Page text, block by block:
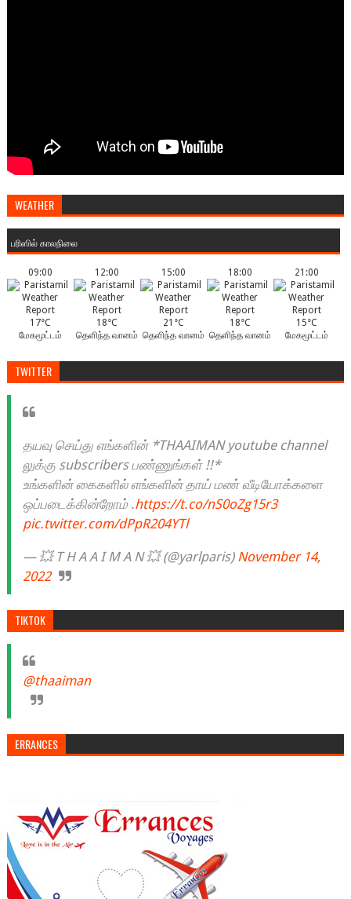
WEATHER
பரிஸில் காலநிலை
09:00
17°C
மேகமூட்டம்
12:00
18°C
தெளிந்த வானம்
15:00
21°C
தெளிந்த வானம்
18:00
18°C
தெளிந்த வானம்
21:00
15°C
மேகமூட்டம்
TWITTER
தயவு செய்து எங்களின் *THAAIMAN youtube channel
லுக்கு subscribers பண்ணுங்கள் !!*
உங்களின் கைகளில் எங்களின் தாய் மண் வீடியோக்களை
ஒப்படைக்கின்றோம் .https://t.co/nS0oZg15r3
pic.twitter.com/dPpR204YTl
— 💥 T H A A I M A N 💥 (@yarlparis) November 14,
2022
TIKTOK
@thaaiman
ERRANCES